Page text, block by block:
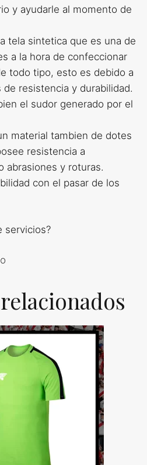
y ayudarle al momento de
tela sintetica que es una de
a la hora de confeccionar
todo tipo, esto es debido a
de resistencia y durabilidad.
el sudor generado por el
material tambien de dotes
resistencia a
abrasiones y roturas.
con el pasar de los
servicios?